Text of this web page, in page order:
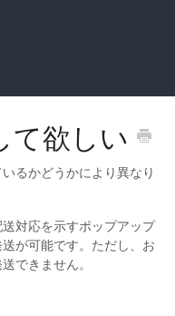
て欲しい
るかどうかにより異なり
対応を示すポップアップ
が可能です。ただし、お
できません。